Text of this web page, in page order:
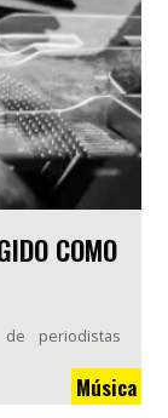
COMO
periodistas
Música